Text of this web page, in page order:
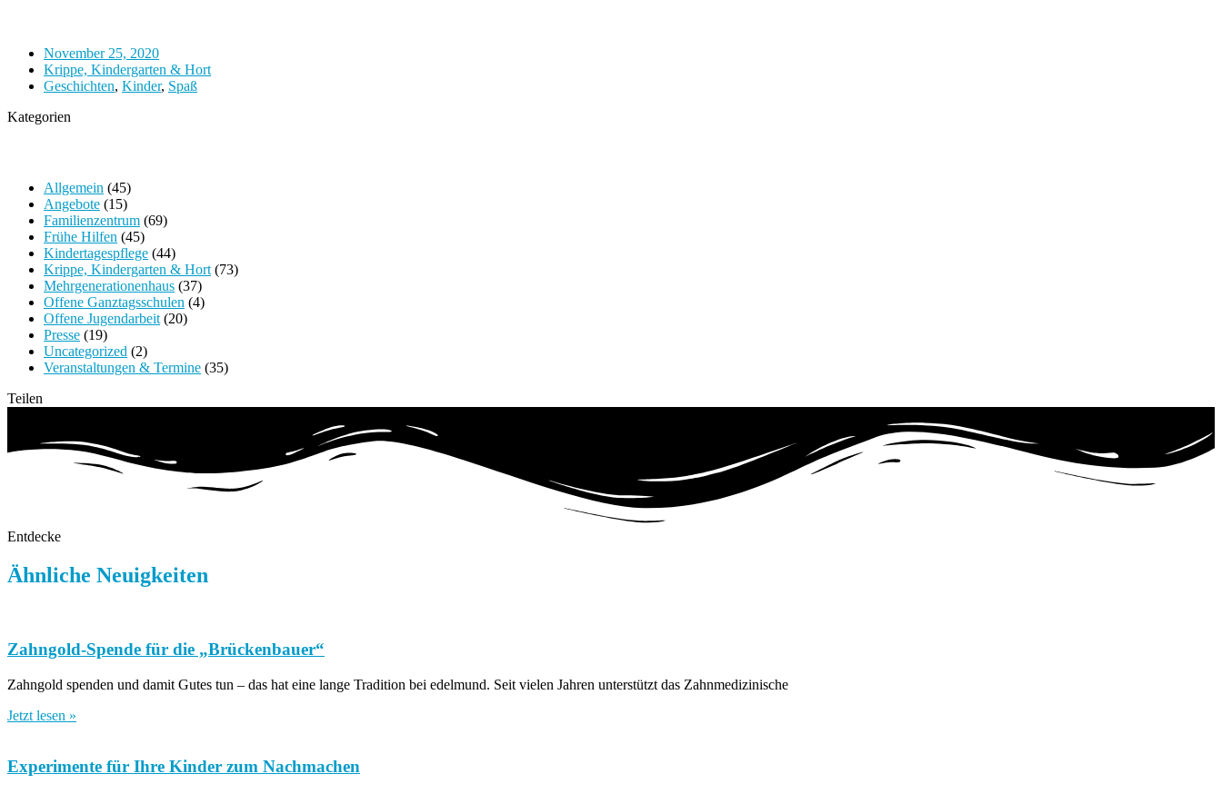
November 25, 2020
Krippe, Kindergarten & Hort
Geschichten, Kinder, Spaß
Kategorien
Allgemein (45)
Angebote (15)
Familienzentrum (69)
Frühe Hilfen (45)
Kindertagespflege (44)
Krippe, Kindergarten & Hort (73)
Mehrgenerationenhaus (37)
Offene Ganztagsschulen (4)
Offene Jugendarbeit (20)
Presse (19)
Uncategorized (2)
Veranstaltungen & Termine (35)
Teilen
Entdecke
Ähnliche Neuigkeiten
Zahngold-Spende für die „Brückenbauer“
Zahngold spenden und damit Gutes tun – das hat eine lange Tradition bei edelmund. Seit vielen Jahren unterstützt das Zahnmedizinische
Jetzt lesen »
Experimente für Ihre Kinder zum Nachmachen